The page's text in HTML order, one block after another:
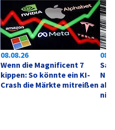
08.08.26
Wenn die Magnificent 7
kippen: So könnte ein KI-
Crash die Märkte mitreißen